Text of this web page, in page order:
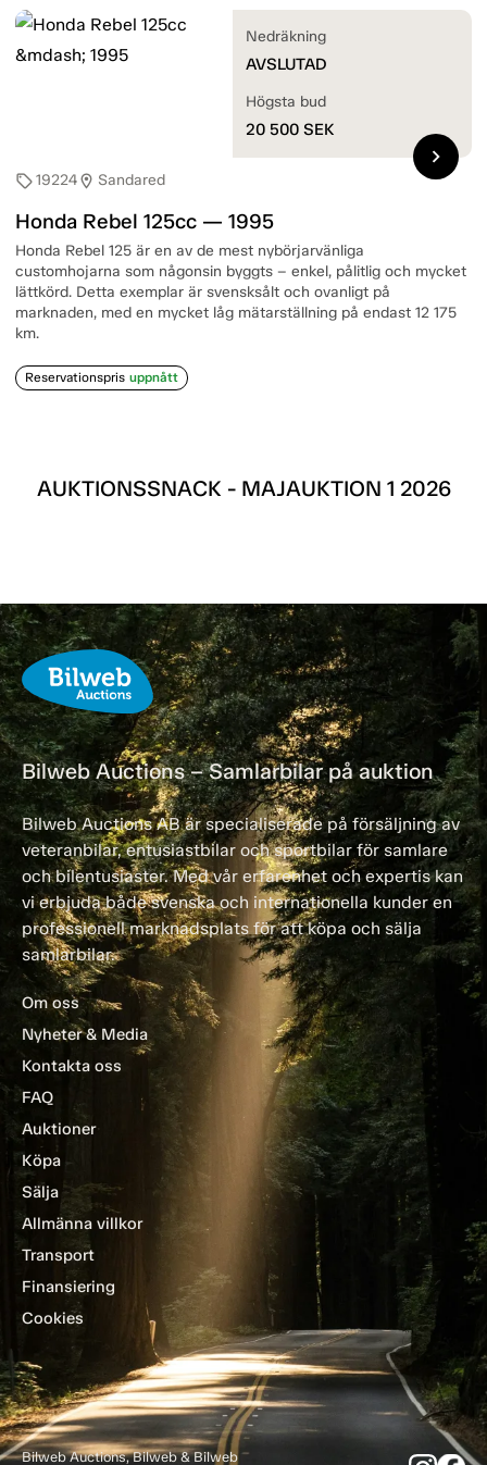
sell19224location_on Sandared
Honda Rebel 125cc — 1995
Honda Rebel 125 är en av de mest nybörjarvänliga
customhojarna som någonsin byggts – enkel, pålitlig och mycket
lättkörd. Detta exemplar är svensksålt och ovanligt på
marknaden, med en mycket låg mätarställning på endast 12 175
km.
Reservationspris uppnått
Nedräkning
AVSLUTAD
Högsta bud
20 500 SEK
chevron_right
AUKTIONSSNACK - MAJAUKTION 1 2026
Bilweb Auctions – Samlarbilar på auktion
Bilweb Auctions AB är specialiserade på försäljning av
veteranbilar, entusiastbilar och sportbilar för samlare
och bilentusiaster. Med vår erfarenhet och expertis kan
vi erbjuda både svenska och internationella kunder en
professionell marknadsplats för att köpa och sälja
samlarbilar.
Om oss
Nyheter & Media
Kontakta oss
FAQ
Auktioner
Köpa
Sälja
Allmänna villkor
Transport
Finansiering
Cookies
Bilweb Auctions, Bilweb & Bilweb